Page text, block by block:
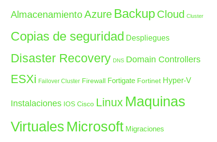
Almacenamiento Azure Backup Cloud Cluster
Copias de seguridad Despliegues
Disaster Recovery DNS Domain Controllers
ESXi Failover Cluster Firewall Fortigate Fortinet Hyper-V
Instalaciones IOS Cisco Linux Maquinas
Virtuales Microsoft Migraciones